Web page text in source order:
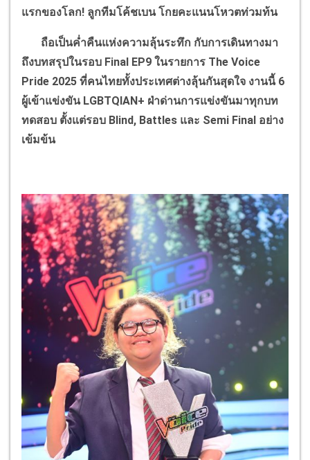
แรกของโลก! ลูกทีมโค้ชเบน โกยคะแนนโหวตท่วมท้น
ถือเป็นค่ำคืนแห่งความลุ้นระทึก กับการเดินทางมา
ถึงบทสรุปในรอบ Final EP9 ในรายการ The Voice
Pride 2025 ที่คนไทยทั้งประเทศต่างลุ้นกันสุดใจ งานนี้ 6
ผู้เข้าแข่งขัน LGBTQIAN+ ฝ่าด่านการแข่งขันมาทุกบท
ทดสอบ ตั้งแต่รอบ Blind, Battles และ Semi Final อย่าง
เข้มข้น